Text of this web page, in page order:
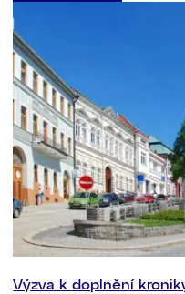
Výzva k doplnění